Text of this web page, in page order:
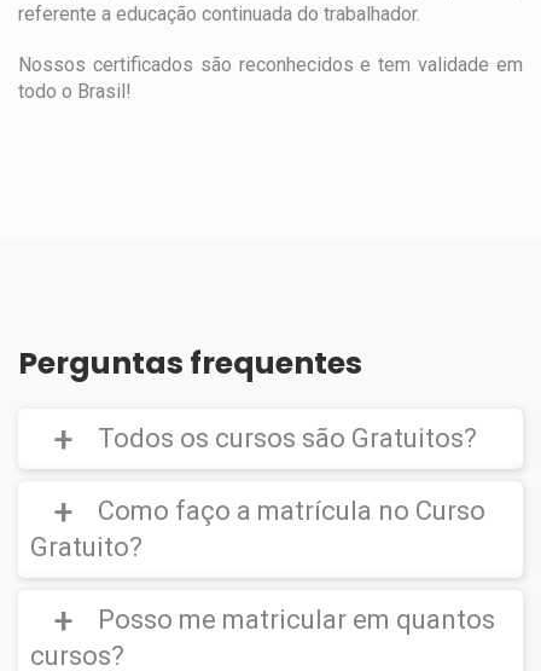
referente a educação continuada do trabalhador.
Nossos certificados são reconhecidos e tem validade em
todo o Brasil!
Perguntas frequentes
Todos os cursos são Gratuitos?
Curso Gratuito,porém caso deseje emitir o
Certificado Digital é cobrado uma taxa de
Como faço a matrícula no Curso
Gratuito?
CLIQUE AQUI para ver um vídeo de como
efetuar a matrícula em um
Posso me matricular em quantos
cursos?